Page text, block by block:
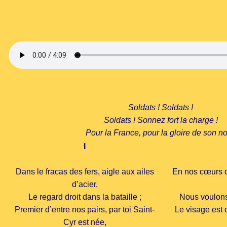
Soldats ! Soldats !
Soldats ! Sonnez fort la charge !
Pour la France, pour la gloire de son
Dans le fracas des fers, aigle aux ailes
d’acier,
Le regard droit dans la bataille ;
Premier d’entre nos pairs, par toi Saint-
Cyr est née,
En nos cœurs
Nous
Le visage est